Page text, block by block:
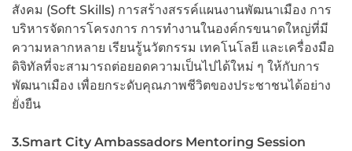
สังคม (Soft Skills) การสร้างสรรค์แผนงานพัฒนาเมือง การ
บริหารจัดการโครงการ การทำงานในองค์กรขนาดใหญ่ที่มี
ความหลากหลาย เรียนรู้นวัตกรรม เทคโนโลยี และเครื่องมือ
ดิจิทัลที่จะสามารถต่อยอดความเป็นไปได้ใหม่ ๆ ให้กับการ
พัฒนาเมือง เพื่อยกระดับคุณภาพชีวิตของประชาชนได้อย่าง
ยั่งยืน
3.Smart City Ambassadors Mentoring Session